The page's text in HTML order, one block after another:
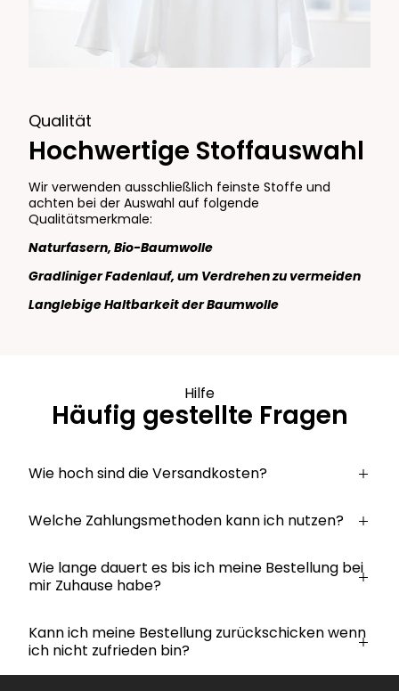
Qualität
Hochwertige Stoffauswahl
Wir verwenden ausschließlich feinste Stoffe und
achten bei der Auswahl auf folgende
Qualitätsmerkmale:
Naturfasern, Bio-Baumwolle
Gradliniger Fadenlauf, um Verdrehen zu vermeiden
Langlebige Haltbarkeit der Baumwolle
Hilfe
Häufig gestellte Fragen
Wie hoch sind die Versandkosten?
Welche Zahlungsmethoden kann ich nutzen?
Wie lange dauert es bis ich meine Bestellung bei
mir Zuhause habe?
Kann ich meine Bestellung zurückschicken wenn
ich nicht zufrieden bin?